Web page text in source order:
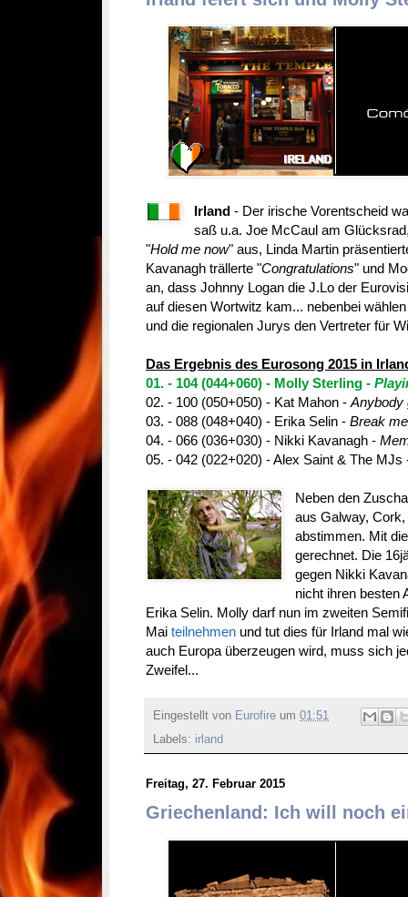
Irland - Der irische Vorentscheid
saß u.a. Joe McCaul am
"Hold me now" aus, Linda Martin
Kavanagh trällerte "Congratulations" und
an, dass Johnny Logan die J.Lo der
auf diesen Wortwitz kam... nebenbei
und die regionalen Jurys den Vertreter für
Das Ergebnis des Eurosong 2015 in
01. - 104 (044+060) - Molly Sterling -
02. - 100 (050+050) - Kat Mahon -Anybody
03. - 088 (048+040) - Erika Selin - Break
04. - 066 (036+030) - Nikki Kavanagh -
05. - 042 (022+020) - Alex Saint & The
Neben den
aus Galway,
abstimmen. Mit
gerechnet. Die
gegen Nikki
nicht ihren besten
Erika Selin. Molly darf nun im zweiten
Mai teilnehmen und tut dies für Irland mal
auch Europa überzeugen wird, muss sich
Zweifel...
Eingestellt von Eurofire um 01:51
Labels: irland
Freitag, 27. Februar 2015
Griechenland: Ich will noch